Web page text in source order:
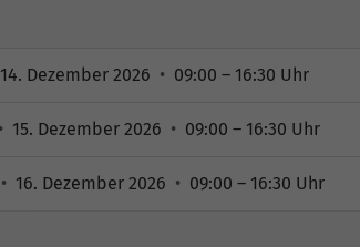
14. Dezember 2026 • 09:00 – 16:30 Uhr
• 15. Dezember 2026 • 09:00 – 16:30 Uhr
• 16. Dezember 2026 • 09:00 – 16:30 Uhr